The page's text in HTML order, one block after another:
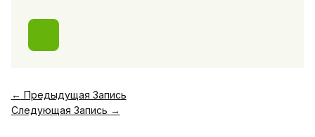
← Предыдущая Запись
Следующая Запись →